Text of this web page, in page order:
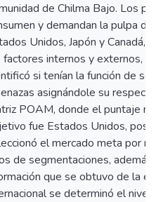
de Chilma Bajo. Los
y demandan la pulpa
Unidos, Japón y Canadá,
factores internos y externos,
si tenían la función de
asignándole su
POAM, donde el puntaje
fue Estados Unidos,
el mercado meta por
de segmentaciones,
que se obtuvo de la
se determinó el nivel